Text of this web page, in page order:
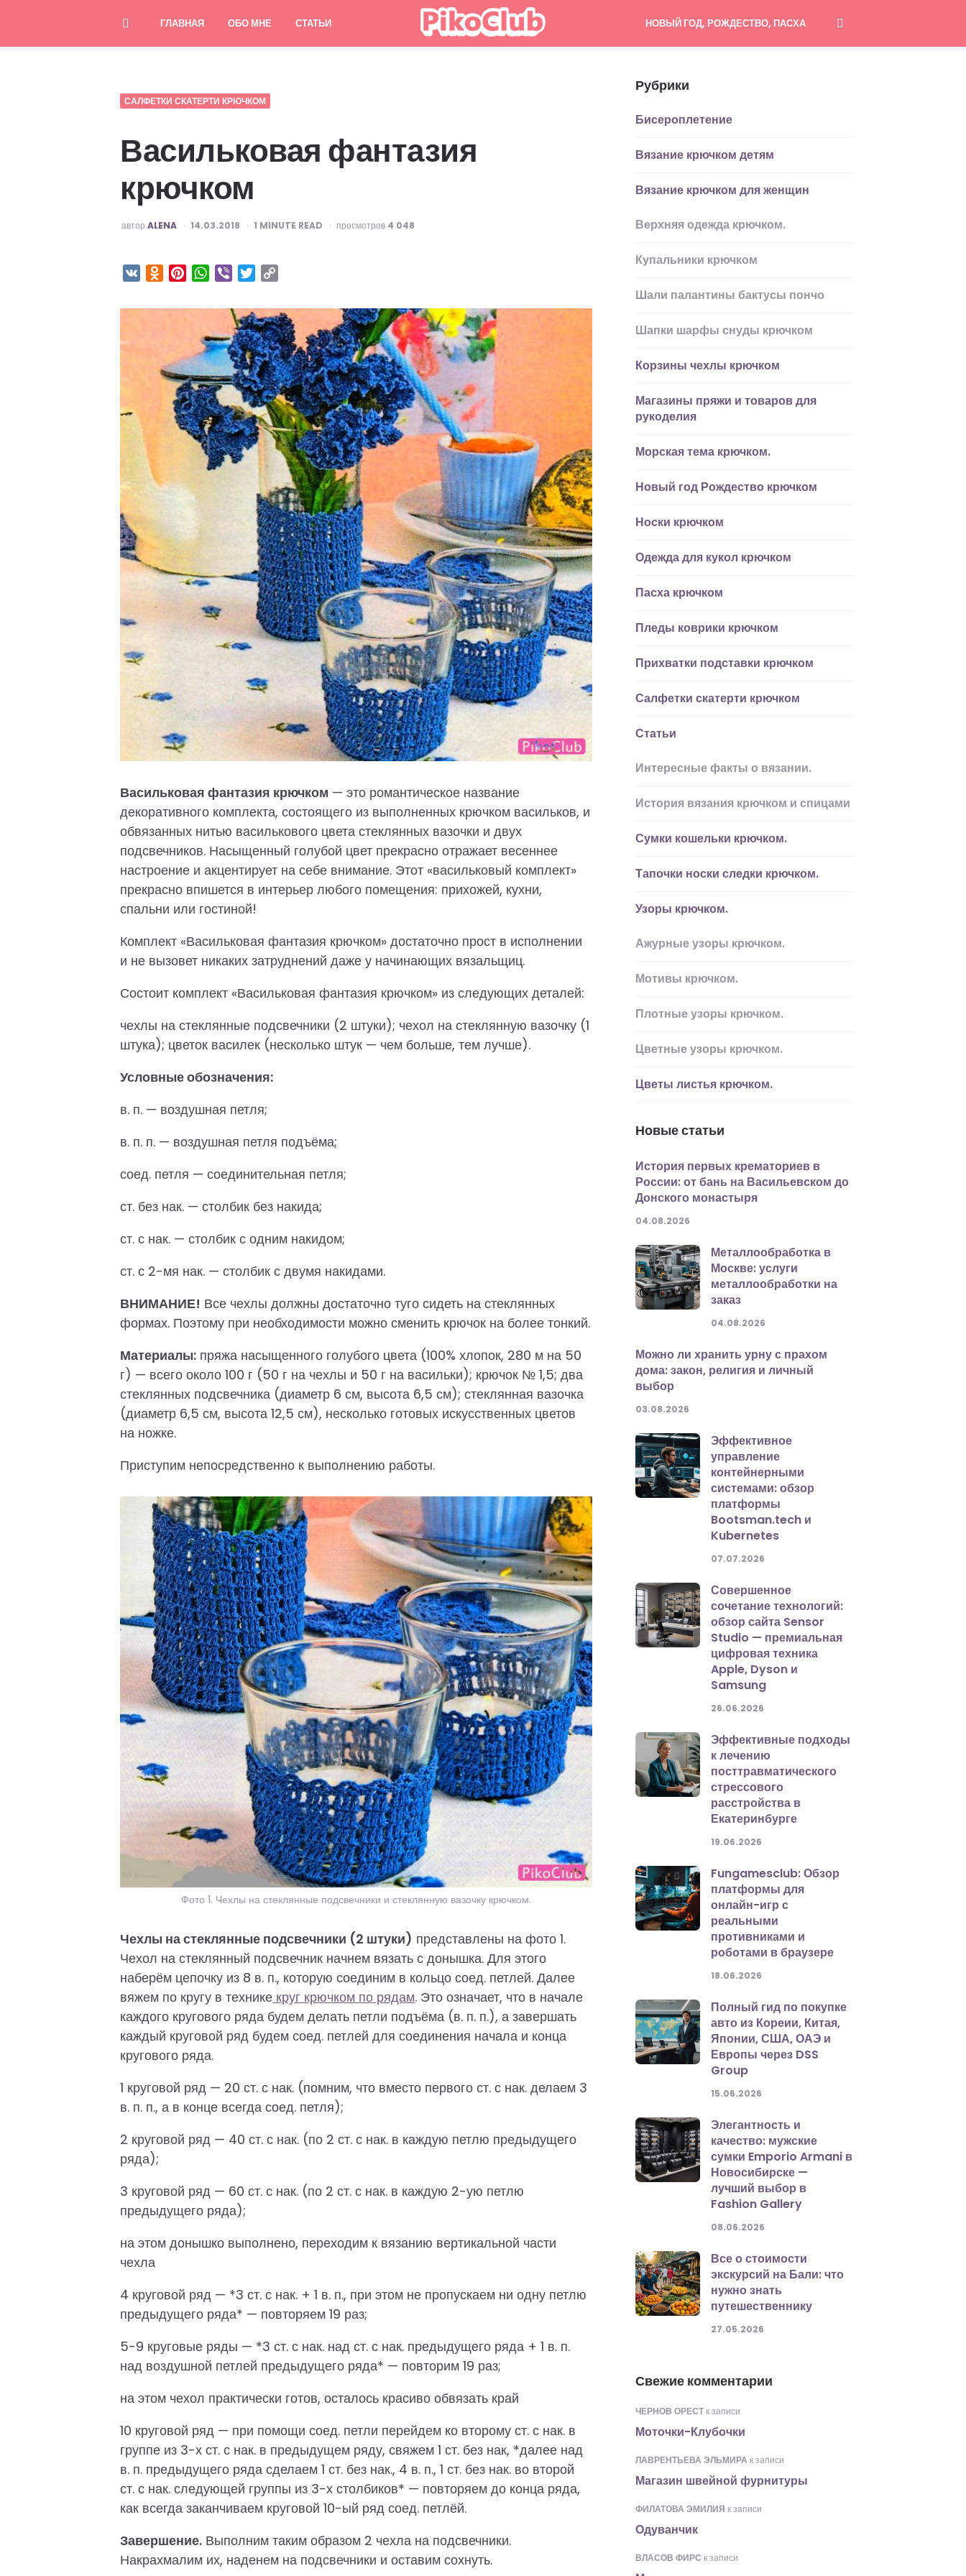
ГЛАВНАЯ ОБО МНЕ СТАТЬИ НОВЫЙ ГОД, РОЖДЕСТВО, ПАСХА
САЛФЕТКИ СКАТЕРТИ КРЮЧКОМ
Васильковая фантазия
крючком
ОПУБЛИКОВАНО
автор ALENA 14.03.2018 1 MINUTE READ просмотров 4 048
VK Odnoklassniki
PinterestWhatsApp
Viber Twitter
Васильковая фантазия крючком — это романтическое название
декоративного комплекта, состоящего из выполненных крючком васильков, и
обвязанных нитью василькового цвета стеклянных вазочки и двух
подсвечников. Насыщенный голубой цвет прекрасно отражает весеннее
настроение и акцентирует на себе внимание. Этот «васильковый комплект»
прекрасно впишется в интерьер любого помещения: прихожей, кухни,
спальни или гостиной!
Комплект «Васильковая фантазия крючком» достаточно прост в исполнении
и не вызовет никаких затруднений даже у начинающих вязальщиц.
Состоит комплект «Васильковая фантазия крючком» из следующих деталей:
чехлы на стеклянные подсвечники (2 штуки); чехол на стеклянную вазочку (1
штука); цветок василек (несколько штук — чем больше, тем лучше).
Условные обозначения:
в. п. — воздушная петля;
в. п. п. — воздушная петля подъёма;
соед. петля — соединительная петля;
ст. без нак. — столбик без накида;
ст. с нак. — столбик с одним накидом;
ст. с 2-мя нак. — столбик с двумя накидами.
ВНИМАНИЕ! Все чехлы должны достаточно туго сидеть на стеклянных
формах. Поэтому при необходимости можно сменить крючок на более тонкий.
Материалы: пряжа насыщенного голубого цвета (100% хлопок, 280 м на 50
г) — всего около 100 г (50 г на чехлы и 50 г на васильки); крючок № 1,5; два
стеклянных подсвечника (диаметр 6 см, высота 6,5 см); стеклянная вазочка
(диаметр 6,5 см, высота 12,5 см), несколько готовых искусственных цветов
на ножке.
Приступим непосредственно к выполнению работы.
Фото 1. Чехлы на стеклянные подсвечники и стеклянную вазочку крючком.
Чехлы на стеклянные подсвечники (2 штуки) представлены на фото 1.
Чехол на стеклянный подсвечник начнем вязать с донышка. Для этого
наберём цепочку из 8 в. п., которую соединим в кольцо соед. петлей. Далее
вяжем по кругу в технике круг крючком по рядам. Это означает, что в начале
каждого кругового ряда будем делать петли подъёма (в. п. п.), а завершать
каждый круговой ряд будем соед. петлей для соединения начала и конца
кругового ряда.
1 круговой ряд — 20 ст. с нак. (помним, что вместо первого ст. с нак. делаем 3
в. п. п., а в конце всегда соед. петля);
2 круговой ряд — 40 ст. с нак. (по 2 ст. с нак. в каждую петлю предыдущего
ряда);
3 круговой ряд — 60 ст. с нак. (по 2 ст. с нак. в каждую 2-ую петлю
предыдущего ряда);
на этом донышко выполнено, переходим к вязанию вертикальной части
чехла
4 круговой ряд — *3 ст. с нак. + 1 в. п., при этом не пропускаем ни одну петлю
предыдущего ряда* — повторяем 19 раз;
5-9 круговые ряды — *3 ст. с нак. над ст. с нак. предыдущего ряда + 1 в. п.
над воздушной петлей предыдущего ряда* — повторим 19 раз;
на этом чехол практически готов, осталось красиво обвязать край
10 круговой ряд — при помощи соед. петли перейдем ко второму ст. с нак. в
группе из 3-х ст. с нак. в предыдущем ряду, свяжем 1 ст. без нак, *далее над
в. п. предыдущего ряда сделаем 1 ст. без нак., 4 в. п., 1 ст. без нак. во второй
ст. с нак. следующей группы из 3-х столбиков* — повторяем до конца ряда,
как всегда заканчиваем круговой 10-ый ряд соед. петлёй.
Завершение. Выполним таким образом 2 чехла на подсвечники.
Накрахмалим их, наденем на подсвечники и оставим сохнуть.
Рубрики
Бисероплетение
Вязание крючком детям
Вязание крючком для женщин
Верхняя одежда крючком.
Купальники крючком
Шали палантины бактусы пончо
Шапки шарфы снуды крючком
Корзины чехлы крючком
Магазины пряжи и товаров для
рукоделия
Морская тема крючком.
Новый год Рождество крючком
Носки крючком
Одежда для кукол крючком
Пасха крючком
Пледы коврики крючком
Прихватки подставки крючком
Салфетки скатерти крючком
Статьи
Интересные факты о вязании.
История вязания крючком и спицами
Сумки кошельки крючком.
Тапочки носки следки крючком.
Узоры крючком.
Ажурные узоры крючком.
Мотивы крючком.
Плотные узоры крючком.
Цветные узоры крючком.
Цветы листья крючком.
Новые статьи
История первых крематориев в
России: от бань на Васильевском до
Донского монастыря
04.08.2026
Металлообработка в
Москве: услуги
металлообработки на
заказ
04.08.2026
Можно ли хранить урну с прахом
дома: закон, религия и личный
выбор
03.08.2026
Эффективное
управление
контейнерными
системами: обзор
платформы
Bootsman.tech и
Kubernetes
07.07.2026
Совершенное
сочетание технологий:
обзор сайта Sensor
Studio — премиальная
цифровая техника
Apple, Dyson и
Samsung
26.06.2026
Эффективные подходы
к лечению
посттравматического
стрессового
расстройства в
Екатеринбурге
19.06.2026
Fungamesclub: Обзор
платформы для
онлайн-игр с
реальными
противниками и
роботами в браузере
18.06.2026
Полный гид по покупке
авто из Кореии, Китая,
Японии, США, ОАЭ и
Европы через DSS
Group
15.06.2026
Элегантность и
качество: мужские
сумки Emporio Armani в
Новосибирске —
лучший выбор в
Fashion Gallery
08.06.2026
Все о стоимости
экскурсий на Бали: что
нужно знать
путешественнику
27.05.2026
Свежие комментарии
ЧЕРНОВ ОРЕСТк записи
Моточки-Клубочки
ЛАВРЕНТЬЕВА ЭЛЬМИРА к записи
Магазин швейной фурнитуры
ФИЛАТОВА ЭМИЛИЯ к записи
Одуванчик
ВЛАСОВ ФИРС к записи